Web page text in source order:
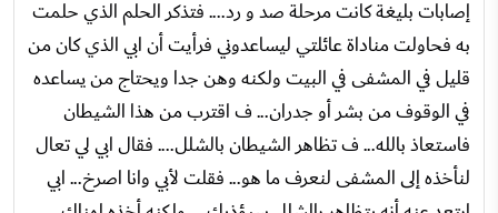
إصابات بليغة كانت مرحلة صد و رد.... فتذكر الحلم الذي حلمت
به فحاولت مناداة عائلتي ليساعدوني فرأيت أن ابي الذي كان من
قليل في المشفى في البيت ولكنه وهن جدا ويحتاج من يساعده
في الوقوف من بشر أو جدران... ف اقترب من هذا الشيطان
فاستعاذ بالله... ف تظاهر الشيطان بالشلل.... فقال ابي لي تعال
لنأخذه إلى المشفى لنعرف ما هو... فقلت لأبي وانا اصرخ... ابي